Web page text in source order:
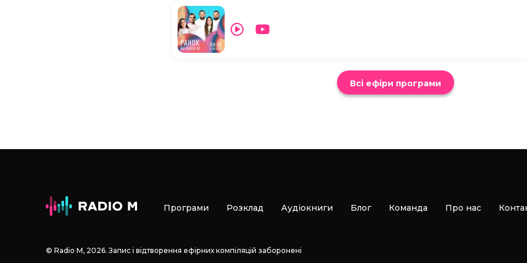
Всі ефіри програми
Програми Розклад Аудіокниги Блог Команда Про нас
© Radio М, 2026. Запис і відтворення ефірних компіляцій заборонені